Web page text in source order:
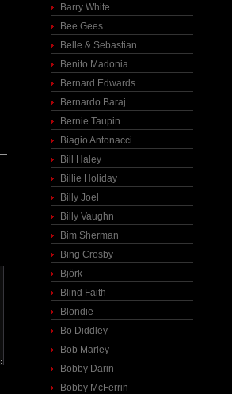
Barry White
Bee Gees
Belle & Sebastian
Benito Madonia
Bernard Edwards
Bernardo Baraj
Bernie Taupin
Biagio Antonacci
Bill Haley
Billie Holiday
Billy Joel
Billy Vaughn
Bim Sherman
Bing Crosby
Björk
Blind Faith
Blondie
Bo Diddley
Bob Marley
Bobby Darin
Bobby McFerrin